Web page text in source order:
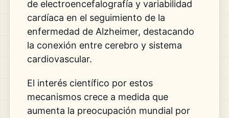
de electroencefalografía y variabilidad
cardíaca en el seguimiento de la
enfermedad de Alzheimer, destacando
la conexión entre cerebro y sistema
cardiovascular.
El interés científico por estos
mecanismos crece a medida que
aumenta la preocupación mundial por